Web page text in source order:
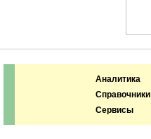
Аналитика
Справочники
Сервисы